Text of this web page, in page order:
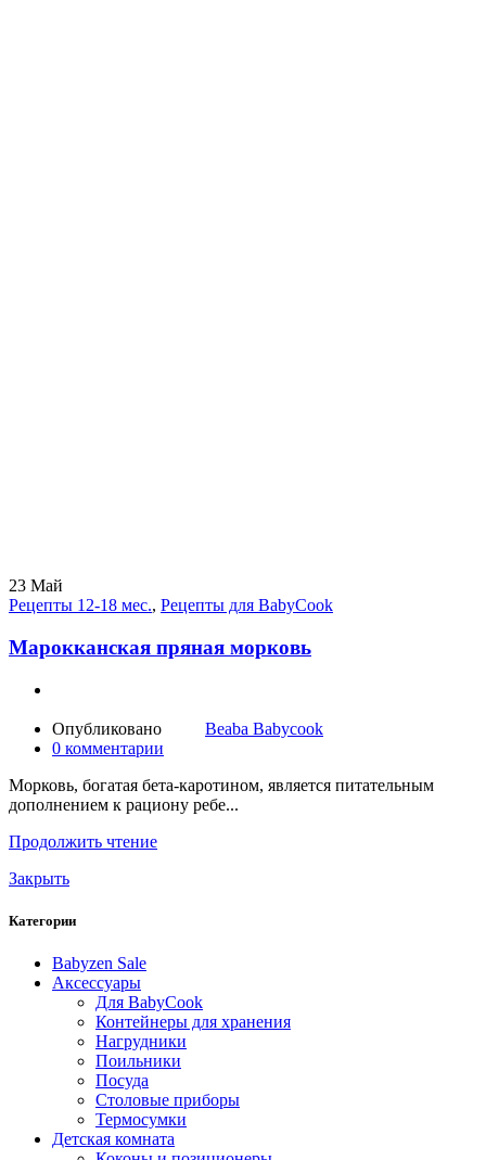
23 Май
Рецепты 12-18 мес., Рецепты для BabyCook
Марокканская пряная морковь
Опубликовано
Beaba Babycook
0 комментарии
Морковь, богатая бета-каротином, является питательным
дополнением к рациону ребе...
Продолжить чтение
Закрыть
Категории
Babyzen Sale
Аксессуары
Для BabyCook
Контейнеры для хранения
Нагрудники
Поильники
Посуда
Столовые приборы
Термосумки
Детская комната